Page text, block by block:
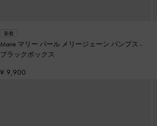
新着
Marie マリー パール メリージェーン パンプス -
ブラックボックス
¥ 9,900